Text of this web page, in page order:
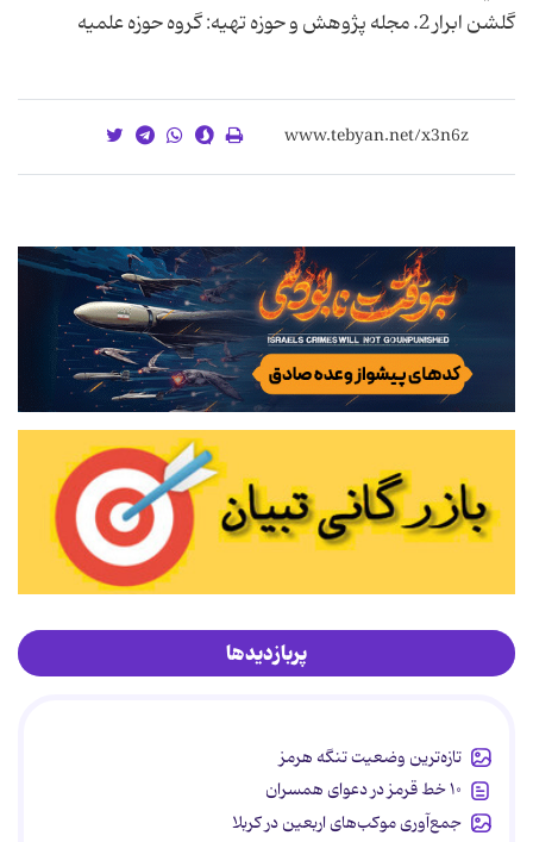
گلشن ابرار 2. مجله پژوهش و حوزه تهيه: گروه حوزه علميه
پربازدیدها
تازه‌ترین وضعیت تنگه هرمز
۱۰ خط قرمز در دعوای همسران
جمع‌آوری موکب‌های اربعین در کربلا